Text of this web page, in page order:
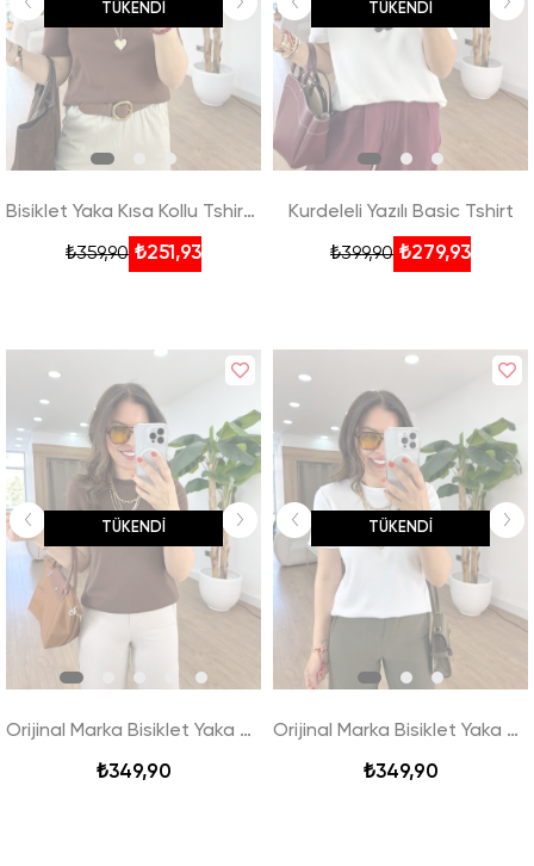
TÜKENDI
Bisiklet Yaka Kısa Kollu Tshirt - Kahverengi
₺251,93
₺359,90
TÜKENDI
Kurdeleli Yazılı Basic Tshirt
₺279,93
₺399,90
TÜKENDI
Orijinal Marka Bisiklet Yaka Tshirt - Kahverengi
₺349,90
TÜKENDI
Orijinal Marka Bisiklet Yaka Tshirt - Beyaz
₺349,90